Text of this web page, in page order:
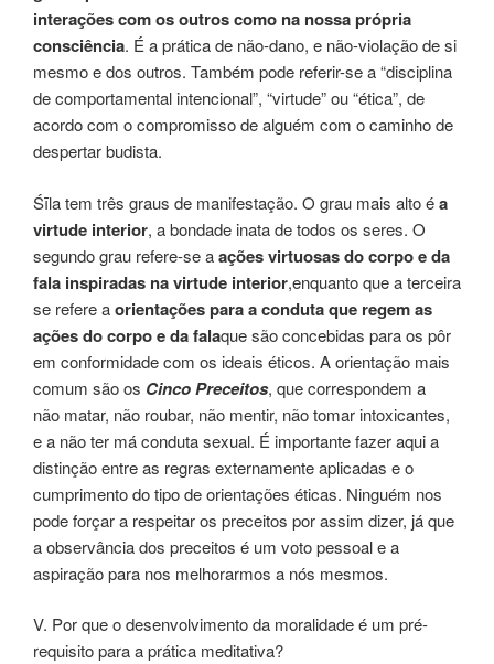
interações com os outros como na nossa própria
consciência. É a prática de não-dano, e não-violação de si
mesmo e dos outros. Também pode referir-se a “disciplina
de comportamental intencional”, “virtude” ou “ética”, de
acordo com o compromisso de alguém com o caminho de
despertar budista.
Śīla tem três graus de manifestação. O grau mais alto éa
virtude interior, a bondade inata de todos os seres. O
segundo grau refere-se aaçõesvirtuosasdo corpo e da
fala inspiradas na virtude interior,enquanto que a terceira
se refere aorientaçõespara a conduta que regem as
ações do corpo e da falaque são concebidas para os pôr
em conformidade com os ideais éticos. A orientação mais
comum são os Cinco Preceitos, que correspondem a
não matar, não roubar, não mentir, não tomar intoxicantes,
e a não ter má conduta sexual. É importante fazer aqui a
distinção entre as regras externamente aplicadas e o
cumprimento do tipo de orientações éticas. Ninguém nos
pode forçar a respeitar os preceitos por assim dizer, já que
a observância dos preceitos é um voto pessoal e a
aspiração para nos melhorarmos a nós mesmos.
V. Por que o desenvolvimento da moralidade é um pré-
requisito para a prática meditativa?